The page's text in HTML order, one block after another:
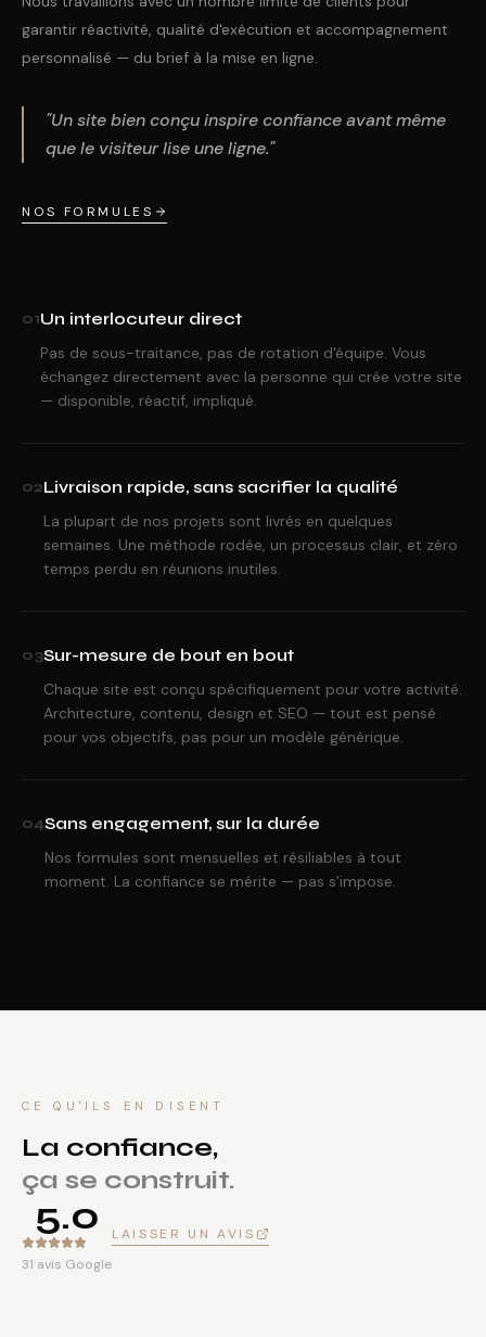
garantir réactivité, qualité d'exécution et accompagnement
personnalisé — du brief à la mise en ligne.
"Un site bien conçu inspire confiance avant même
que le visiteur lise une ligne."
NOS FORMULES
01Un interlocuteur direct
Pas de sous-traitance, pas de rotation d'équipe. Vous
échangez directement avec la personne qui crée votre site
— disponible, réactif, impliqué.
02Livraison rapide, sans sacrifier la qualité
La plupart de nos projets sont livrés en quelques
semaines. Une méthode rodée, un processus clair, et zéro
temps perdu en réunions inutiles.
03Sur-mesure de bout en bout
Chaque site est conçu spécifiquement pour votre activité.
Architecture, contenu, design et SEO — tout est pensé
pour vos objectifs, pas pour un modèle générique.
04Sans engagement, sur la durée
Nos formules sont mensuelles et résiliables à tout
moment. La confiance se mérite — pas s'impose.
CE QU'ILS EN DISENT
La confiance,
ça se construit.
5.0
31 avis Google
LAISSER UN AVIS